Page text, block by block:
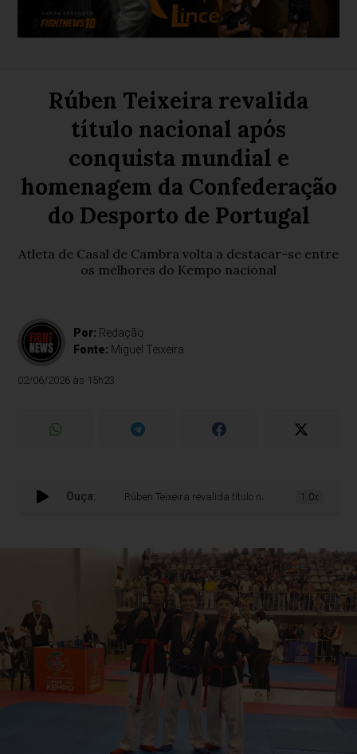
Rúben Teixeira revalida
título nacional após
conquista mundial e
homenagem da Confederação
do Desporto de Portugal
Atleta de Casal de Cambra volta a destacar-se entre
os melhores do Kempo nacional
Por: Redação
Fonte: Miguel Teixeira
02/06/2026 às 15h23
Ouça: Rúben Teixeira revalida título nacional após conquista
1.0x